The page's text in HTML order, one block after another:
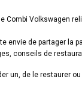
Combi Volkswagen
envie de partager la
conseils de
un, de le restaurer